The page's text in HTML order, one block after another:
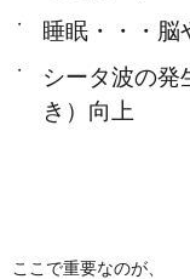
睡眠・・・脳
シータ波の発
き）向上
ここで重要なのが、